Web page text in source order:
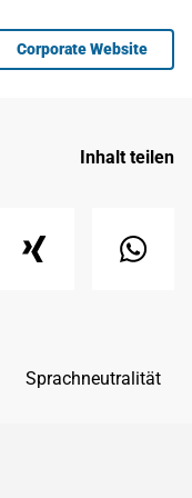
Corporate Website
Inhalt teilen
Sprachneutralität